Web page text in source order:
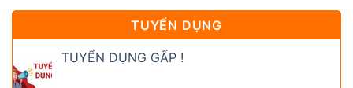
TUYỂN DỤNG
TUYỂN DỤNG GẤP !